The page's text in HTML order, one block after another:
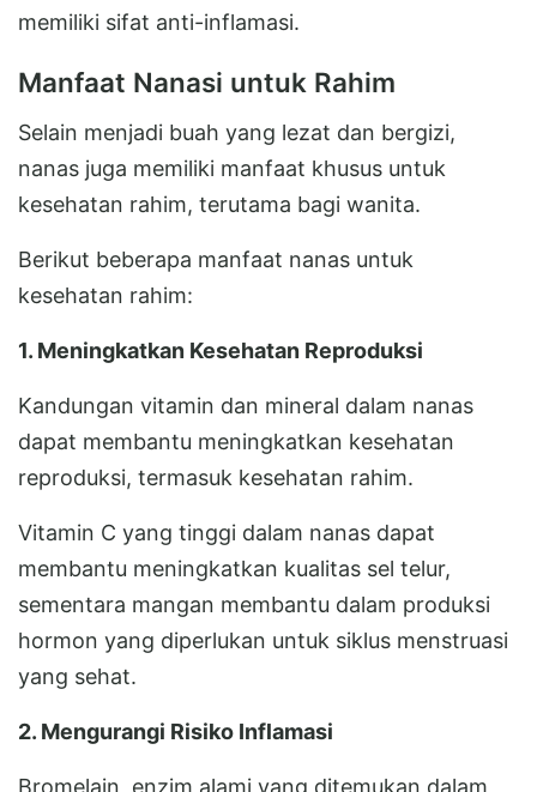
memiliki sifat anti-inflamasi.
Manfaat Nanasi untuk Rahim
Selain menjadi buah yang lezat dan bergizi,
nanas juga memiliki manfaat khusus untuk
kesehatan rahim, terutama bagi wanita.
Berikut beberapa manfaat nanas untuk
kesehatan rahim:
1. Meningkatkan Kesehatan Reproduksi
Kandungan vitamin dan mineral dalam nanas
dapat membantu meningkatkan kesehatan
reproduksi, termasuk kesehatan rahim.
Vitamin C yang tinggi dalam nanas dapat
membantu meningkatkan kualitas sel telur,
sementara mangan membantu dalam produksi
hormon yang diperlukan untuk siklus menstruasi
yang sehat.
2. Mengurangi Risiko Inflamasi
Bromelain, enzim alami yang ditemukan dalam